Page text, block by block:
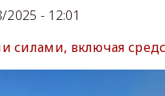
2025 - 12:01
включая